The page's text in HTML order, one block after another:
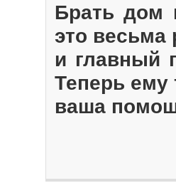
Брать дом
это весьма
и главный
Теперь ему
ваша